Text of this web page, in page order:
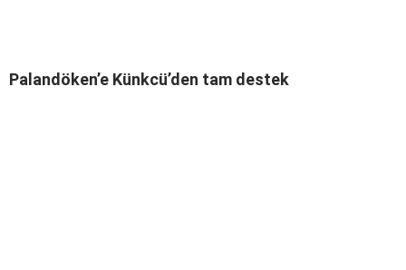
Palandöken’e Künkcü’den tam destek